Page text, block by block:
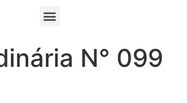
N° 099